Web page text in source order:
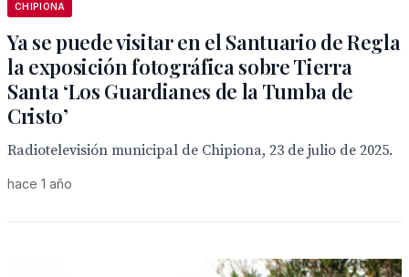
CHIPIONA
Ya se puede visitar en el Santuario de Regla
la exposición fotográfica sobre Tierra
Santa ‘Los Guardianes de la Tumba de
Cristo’
Radiotelevisión municipal de Chipiona, 23 de julio de 2025.
hace 1 año